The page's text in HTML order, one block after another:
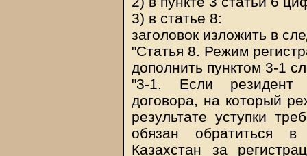
3) в статье 8:
заголовок изложить в
"Статья 8. Режим
дополнить пунктом 3-1
"3-1. Если резидент
договора, на который
результате уступки
обязан обратиться
Казахстан за